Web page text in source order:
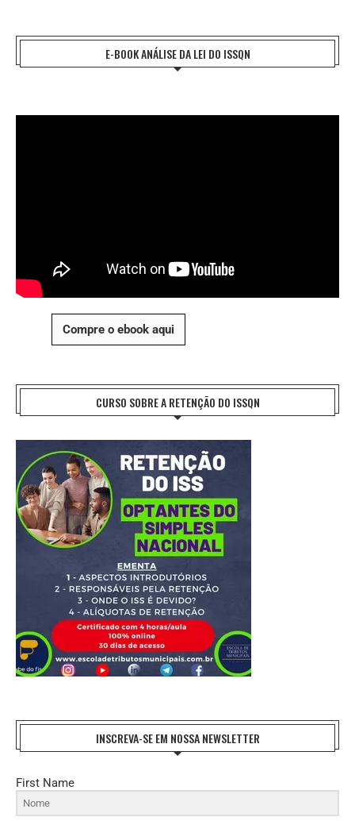
E-BOOK ANÁLISE DA LEI DO ISSQN
Compre o ebook aqui
CURSO SOBRE A RETENÇÃO DO ISSQN
INSCREVA-SE EM NOSSA NEWSLETTER
First Name